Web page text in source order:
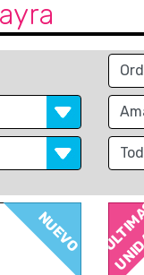
NUEVO